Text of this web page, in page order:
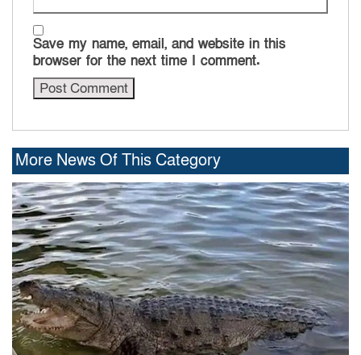
Save my name, email, and website in this
browser for the next time I comment.
More News Of This Category